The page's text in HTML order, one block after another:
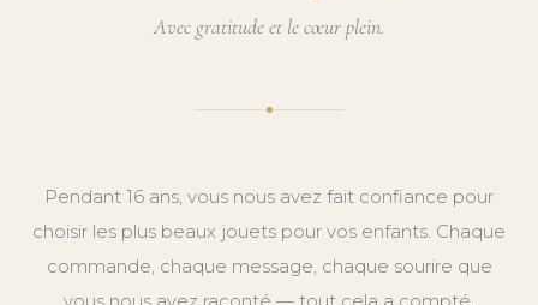
Avec gratitude et le cœur plein.
Pendant 16 ans, vous nous avez fait confiance pour
choisir les plus beaux jouets pour vos enfants. Chaque
commande, chaque message, chaque sourire que